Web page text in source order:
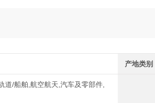
产地类别
道/船舶,航空航天,汽车及零部件,